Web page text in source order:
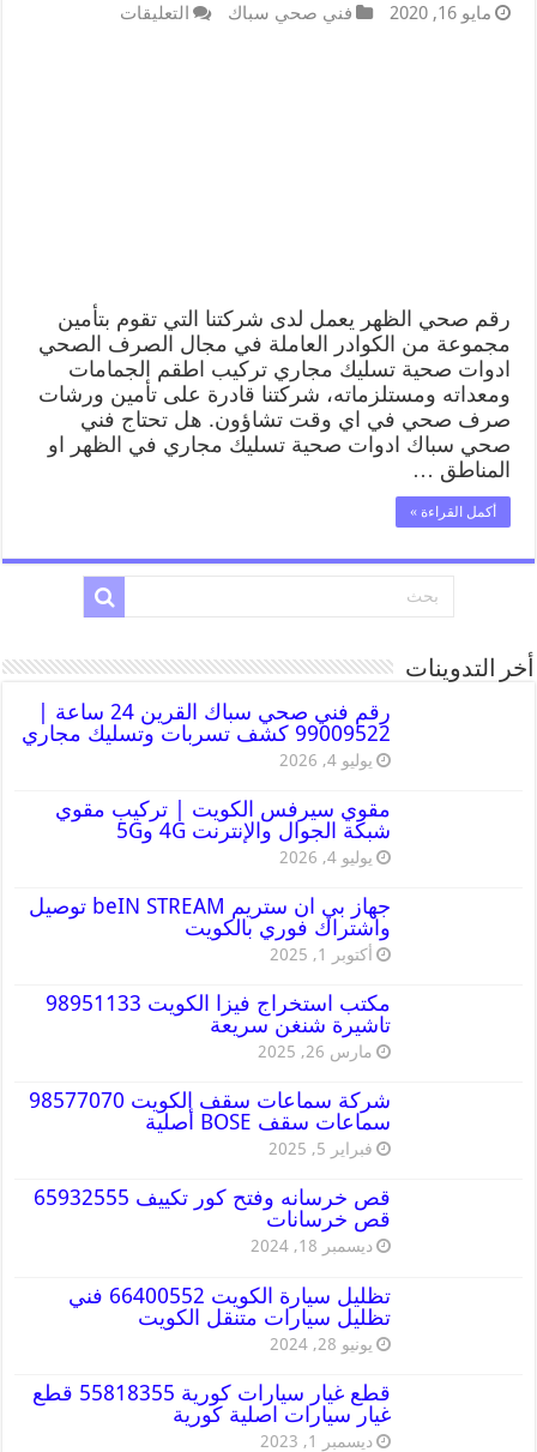
مايو 16, 2020 فني صحي سباك التعليقات
رقم صحي الظهر يعمل لدى شركتنا التي تقوم بتأمين
مجموعة من الكوادر العاملة في مجال الصرف الصحي
ادوات صحية تسليك مجاري تركيب اطقم الجمامات
ومعداته ومستلزماته، شركتنا قادرة على تأمين ورشات
صرف صحي في اي وقت تشاؤون. هل تحتاج فني
صحي سباك ادوات صحية تسليك مجاري في الظهر او
المناطق …
أكمل القراءة »
أخر التدوينات
رقم فني صحي سباك القرين 24 ساعة |
99009522 كشف تسربات وتسليك مجاري
يوليو 4, 2026
مقوي سيرفس الكويت | تركيب مقوي
شبكة الجوال والإنترنت 4G و5G
يوليو 4, 2026
جهاز بي ان ستريم beIN STREAM توصيل
واشتراك فوري بالكويت
أكتوبر 1, 2025
مكتب استخراج فيزا الكويت 98951133
تاشيرة شنغن سريعة
مارس 26, 2025
شركة سماعات سقف الكويت 98577070
سماعات سقف BOSE أصلية
فبراير 5, 2025
قص خرسانه وفتح كور تكييف 65932555
قص خرسانات
ديسمبر 18, 2024
تظليل سيارة الكويت 66400552 فني
تظليل سيارات متنقل الكويت
يونيو 28, 2024
قطع غيار سيارات كورية 55818355 قطع
غيار سيارات اصلية كورية
ديسمبر 1, 2023